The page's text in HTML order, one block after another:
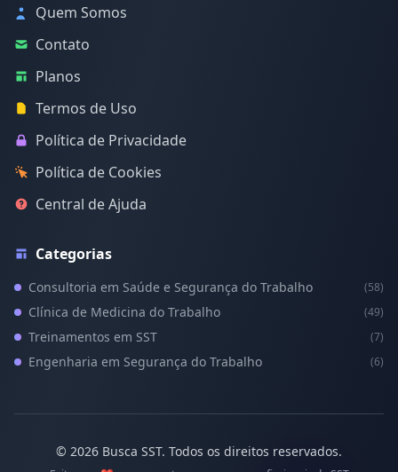
Quem Somos
Contato
Planos
Termos de Uso
Política de Privacidade
Política de Cookies
Central de Ajuda
Categorias
Consultoria em Saúde e Segurança do Trabalho (58)
Clínica de Medicina do Trabalho (49)
Treinamentos em SST (7)
Engenharia em Segurança do Trabalho (6)
© 2026 Busca SST. Todos os direitos reservados.